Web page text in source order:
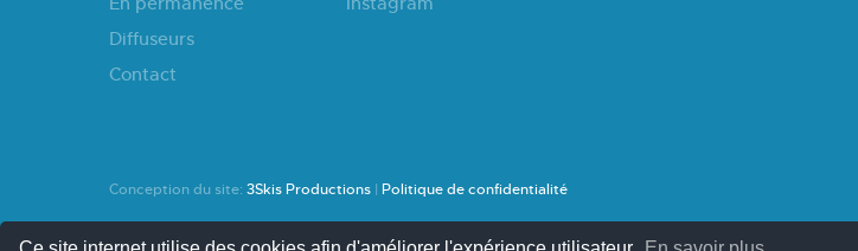
Diffuseurs
Contact
Conception du site: 3Skis Productions | Politique de confidentialité